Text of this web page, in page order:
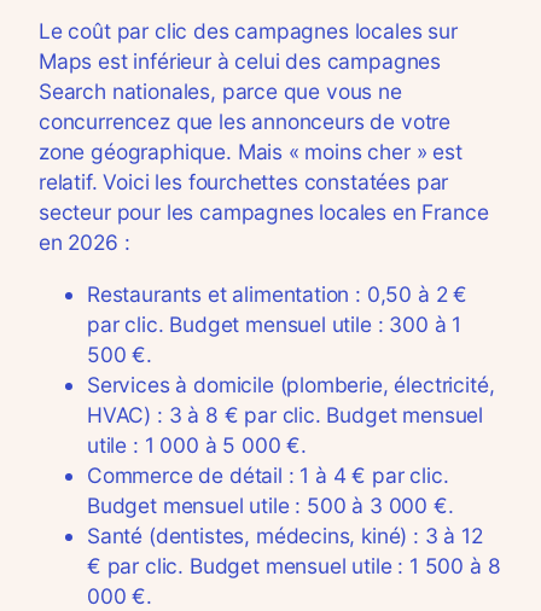
Le coût par clic des campagnes locales sur
Maps est inférieur à celui des campagnes
Search nationales, parce que vous ne
concurrencez que les annonceurs de votre
zone géographique. Mais « moins cher » est
relatif. Voici les fourchettes constatées par
secteur pour les campagnes locales en France
en 2026 :
Restaurants et alimentation : 0,50 à 2 €
par clic. Budget mensuel utile : 300 à 1
500 €.
Services à domicile (plomberie, électricité,
HVAC) : 3 à 8 € par clic. Budget mensuel
utile : 1 000 à 5 000 €.
Commerce de détail : 1 à 4 € par clic.
Budget mensuel utile : 500 à 3 000 €.
Santé (dentistes, médecins, kiné) : 3 à 12
€ par clic. Budget mensuel utile : 1 500 à 8
000 €.